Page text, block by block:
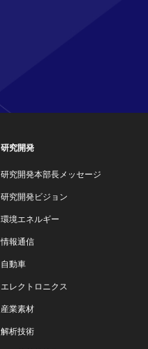
研究開発
研究開発本部長メッセージ
研究開発ビジョン
環境エネルギー
情報通信
自動車
エレクトロニクス
産業素材
解析技術